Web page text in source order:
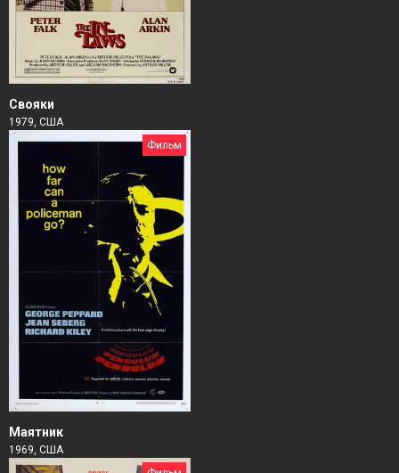
Свояки
1979, США
Фильм
Маятник
1969, США